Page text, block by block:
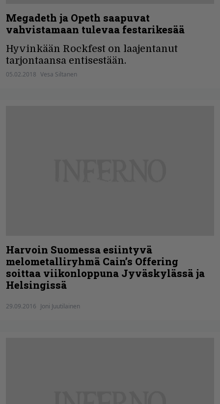
Megadeth ja Opeth saapuvat
vahvistamaan tulevaa festarikesää
Hyvinkään Rockfest on laajentanut
tarjontaansa entisestään.
05.02.2018 Vesa Siltanen
Harvoin Suomessa esiintyvä
melometalliryhmä Cain’s Offering
soittaa viikonloppuna Jyväskylässä ja
Helsingissä
29.09.2016 Joni Juutilainen